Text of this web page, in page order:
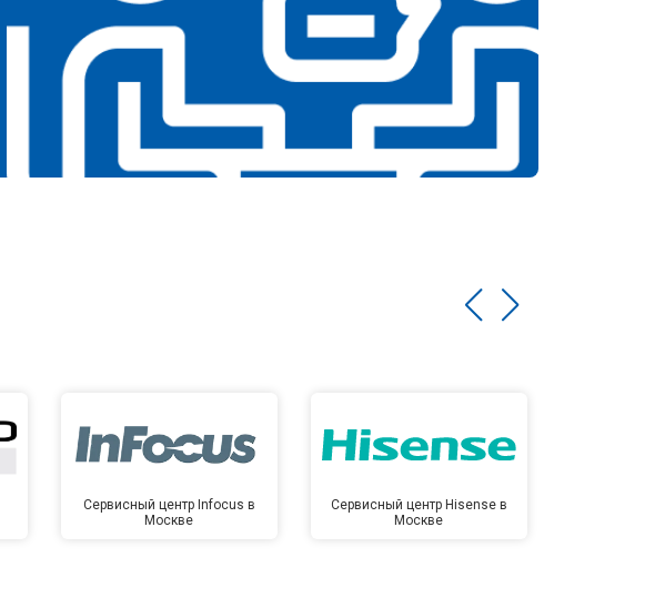
Сервисный центр Infocus в
Москве
Сервисный центр Hisense в
Москве